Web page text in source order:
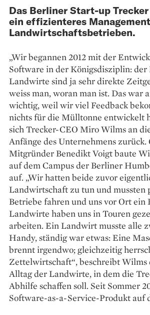
Das Berliner Start-up
ein effizienteres
Landwirtschaftsbetrieben.
„Wir begannen 2012 mit der
Software in der Königs­disziplin: der
Landwirte sind ja sehr direkte
weiss man, woran man ist. Das war
wichtig, weil wir viel Feedback
nichts für die Mülltonne entwickelt
sich Trecker-CEO Miro Wilms an
Anfänge des Unternehmens
Mitgründer Benedikt Voigt baute
auf dem Campus der Berliner
auf. „Wir hatten beide zuvor
Landwirtschaft zu tun und mussten
Betriebe fahren und uns vor Ort ein
Landwirte haben uns in Touren
arbeiten. Ein Landwirt musste alle
Handy, ständig war etwas: Eine
brennt irgendwo; gleichzeitig
Zettelwirtschaft“, beschreibt Wilms
Alltag der Landwirte, in dem die
Abhilfe schaffen soll. Seit Sommer
Software-as-a-Service-Produkt auf